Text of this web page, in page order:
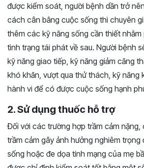
được kiểm soát, người bệnh dần trở
cách cân bằng cuộc sống thì chuyên
thêm các kỹ năng sống cần thiết
tình trạng tái phát về sau. Người bệnh
kỹ năng giao tiếp, kỹ năng giảm căng
khó khăn, vượt qua thử thách, kỹ năng
hành vi để có được cuộc sống hạnh
2. Sử dụng thuốc hỗ trợ
Đối với các trường hợp trầm cảm nặng,
trầm cảm gây ảnh hưởng nghiêm trọng
sống hoặc đe dọa tính mạng của mẹ